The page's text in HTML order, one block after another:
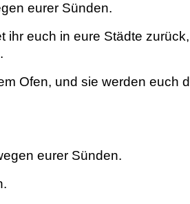
eurer Sünden.
ihr euch in eure Städte
Ofen, und sie werden euch
eurer Sünden.